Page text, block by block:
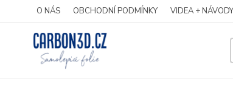
O NÁS OBCHODNÍ PODMÍNKY VIDEA +